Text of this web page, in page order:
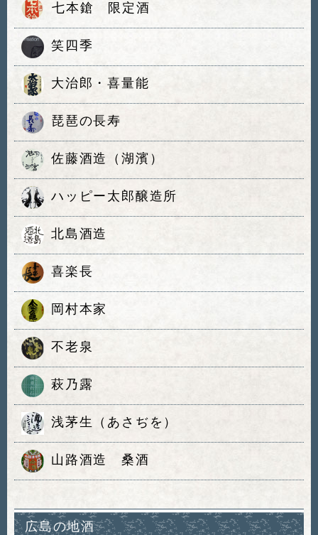
七本鎗 限定酒
笑四季
大治郎・喜量能
琵琶の長寿
佐藤酒造（湖濱）
ハッピー太郎醸造所
北島酒造
喜楽長
岡村本家
不老泉
萩乃露
浅茅生（あさぢを）
山路酒造 桑酒
広島の地酒